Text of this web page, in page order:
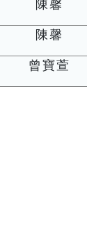
陳馨
陳馨
曾寶萱